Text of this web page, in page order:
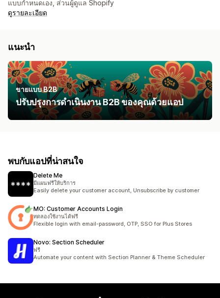
แบบกำหนดเอง, ส่วนผู้ดูแล Shopify
ดูรายละเอียด
แนะนำ
ขายแบบ B2B
ปรับปรุงการดำเนินงาน B2B ของคุณด้วยแอป
พบกับแอปที่น่าสนใจ
Delete Me
มีแผนฟรีให้บริการ
Easily delete your customer account, Unsubscribe by customer
MO: Customer Accounts Login
ทดลองใช้งานได้ฟรี
Flexible login with email-password, OTP, SSO for Plus Stores
Novo: Section Scheduler
ฟรี
Automate your content with Section Planner & Theme Scheduler